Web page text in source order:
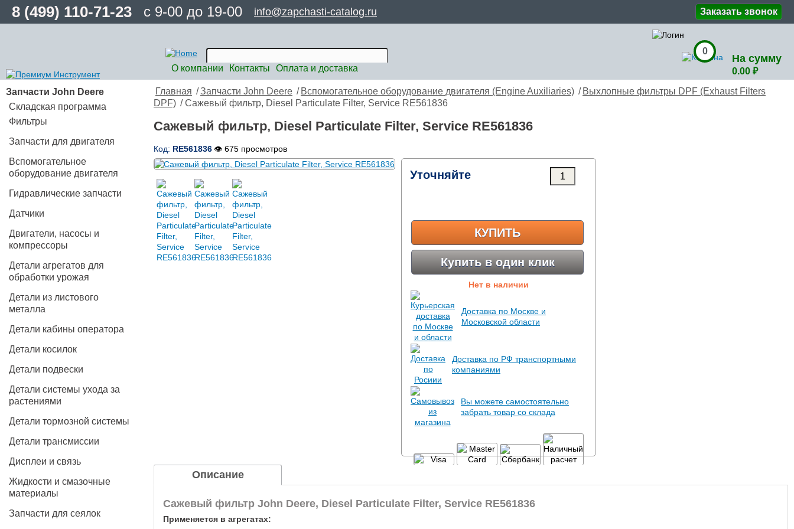
8 (499) 110-71-23 с 9-00 до 19-00 info@zapchasti-catalog.ru Заказать звонок
О компании Контакты Оплата и доставка
0
На сумму
0.00 ₽
Запчасти John Deere
Складская программа
Фильтры
Запчасти для двигателя
Вспомогательное
оборудование двигателя
Гидравлические запчасти
Датчики
Двигатели, насосы и
компрессоры
Детали агрегатов для
обработки урожая
Детали из листового
металла
Детали кабины оператора
Детали косилок
Детали подвески
Детали системы ухода за
растениями
Детали тормозной системы
Детали трансмиссии
Дисплеи и связь
Жидкости и смазочные
материалы
Запчасти для сеялок
Главная /Запчасти John Deere / Вспомогательное оборудование двигателя (Engine Auxiliaries) / Выхлопные фильтры DPF (Exhaust Filters
DPF) / Сажевый фильтр, Diesel Particulate Filter, Service RE561836
Сажевый фильтр, Diesel Particulate Filter, Service RE561836
Код: RE561836 👁 675 просмотров
Уточняйте
КУПИТЬ
Купить в один клик
Нет в наличии
Доставка по Москве и
Московской области
Доставка по РФ транспортными
компаниями
Вы можете самостоятельно
забрать товар со склада
Описание
Сажевый фильтр John Deere, Diesel Particulate Filter, Service RE561836
Применяется в агрегатах: